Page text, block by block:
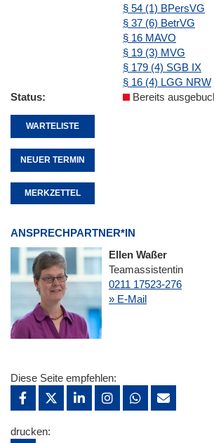
§ 54 (1) BPersVG
§ 37 (6) BetrVG
§ 16 MAVO
§ 19 (3) MVG
§ 179 (4) SGB IX
§ 16 (4) LGG NRW
Status
Bereits
WARTELISTE
NEUER TERMIN
MERKZETTEL
ANSPRECHPARTNER*IN
Ellen Waßer
Teamassistentin
0211 17523-276
» E-Mail
Diese Seite empfehlen:
drucken: